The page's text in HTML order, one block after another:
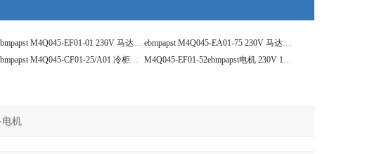
ebmpapst M4Q045-EF01-01 230V 马达电机
ebmpapst M4Q045-EA01-75 230V 马达电机
ebmpapst M4Q045-CF01-25/A01 冷柜马达电机
M4Q045-EF01-52ebmpapst电机 230V 110W